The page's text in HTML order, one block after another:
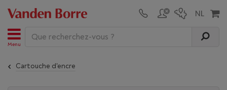
Menu
Cartouche d'encre